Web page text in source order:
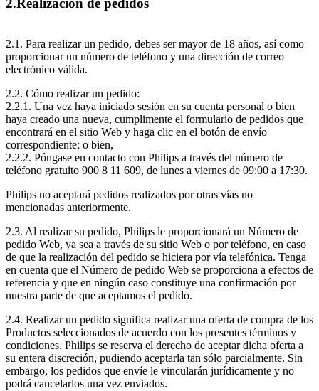
2.Realización de pedidos
2.1. Para realizar un pedido, debes ser mayor de 18 años, así como
proporcionar un número de teléfono y una dirección de correo
electrónico válida.
2.2. Cómo realizar un pedido:
2.2.1. Una vez haya iniciado sesión en su cuenta personal o bien
haya creado una nueva, cumplimente el formulario de pedidos que
encontrará en el sitio Web y haga clic en el botón de envío
correspondiente; o bien,
2.2.2. Póngase en contacto con Philips a través del número de
teléfono gratuito 900 8 11 609, de lunes a viernes de 09:00 a 17:30.
Philips no aceptará pedidos realizados por otras vías no
mencionadas anteriormente.
2.3. Al realizar su pedido, Philips le proporcionará un Número de
pedido Web, ya sea a través de su sitio Web o por teléfono, en caso
de que la realización del pedido se hiciera por vía telefónica. Tenga
en cuenta que el Número de pedido Web se proporciona a efectos de
referencia y que en ningún caso constituye una confirmación por
nuestra parte de que aceptamos el pedido.
2.4. Realizar un pedido significa realizar una oferta de compra de los
Productos seleccionados de acuerdo con los presentes términos y
condiciones. Philips se reserva el derecho de aceptar dicha oferta a
su entera discreción, pudiendo aceptarla tan sólo parcialmente. Sin
embargo, los pedidos que envíe le vincularán jurídicamente y no
podrá cancelarlos una vez enviados.